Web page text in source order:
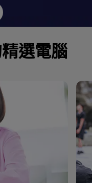
選電腦